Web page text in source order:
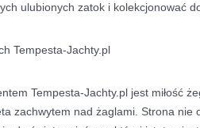
ulubionych zatok i kolekcjonować
Tempesta-Jachty.pl
Tempesta-Jachty.pl jest miłość
zachwytem nad żaglami. Strona nie